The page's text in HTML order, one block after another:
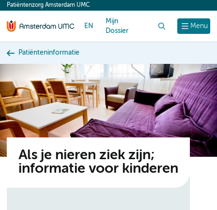
content
Menu
Patiëntenzorg Amsterdam UMC
EN
Mijn
Dossier
Patiënteninformatie
Als je nieren ziek zijn;
informatie voor kinderen